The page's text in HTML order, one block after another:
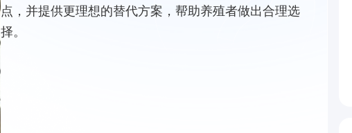
点，并提供更理想的替代方案，帮助养殖者做出合理选
择。